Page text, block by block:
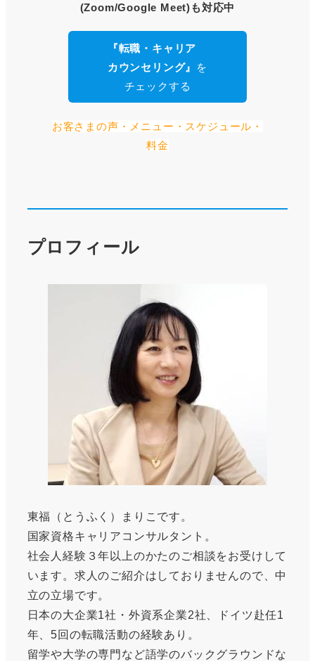
(Zoom/Google Meet)も対応中
『転職・キャリア
カウンセリング』
を
チェックする
お客さまの声・メニュー・スケジュール・
料金
プロフィール
東福（とうふく）まりこです。
国家資格キャリアコンサルタント。
社会人経験３年以上のかたのご相談をお受けして
います。求人のご紹介はしておりませんので、中
立の立場です。
日本の大企業1社・外資系企業2社、ドイツ赴任1
年、5回の転職活動の経験あり。
留学や大学の専門など語学のバックグラウンドな